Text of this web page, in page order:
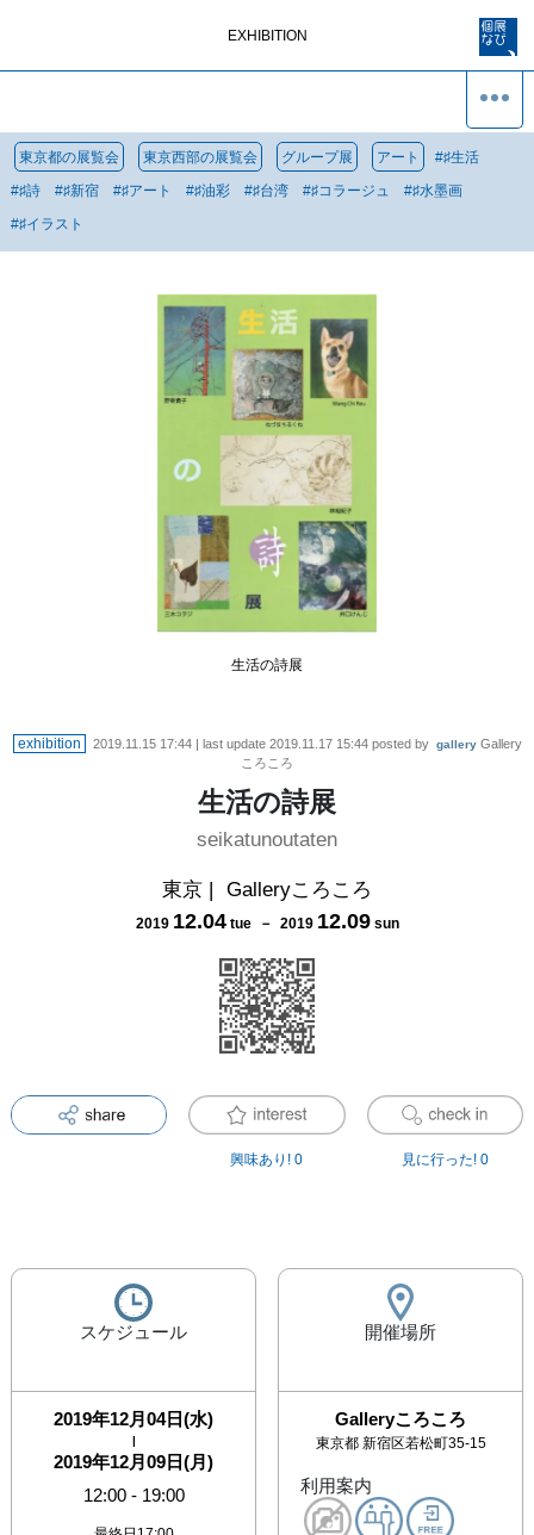
EXHIBITION
東京都の展覧会 東京西部の展覧会 グループ展 アート #♯生活
#♯詩 #♯新宿 #♯アート #♯油彩 #♯台湾 #♯コラージュ #♯水墨画
#♯イラスト
生活の詩展
exhibition 2019.11.15 17:44| last update 2019.11.17 15:44posted by gallery Gallery
ころころ
生活の詩展
seikatunoutaten
東京 | Galleryころころ
2019 12.04 tue－ 2019 12.09 sun
興味あり! 0 見に行った! 0
スケジュール
2019年12月04日(水)
|
2019年12月09日(月)
12:00- 19:00
開催場所
Galleryころころ
東京都 新宿区若松町35-15
利用案内